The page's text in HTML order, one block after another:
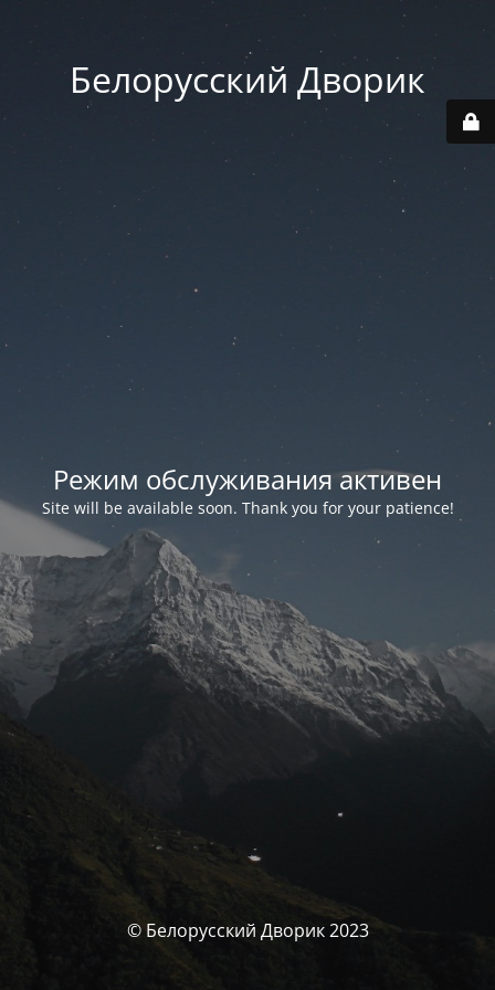
Белорусский Дворик
Режим обслуживания активен
Site will be available soon. Thank you for your patience!
© Белорусский Дворик 2023